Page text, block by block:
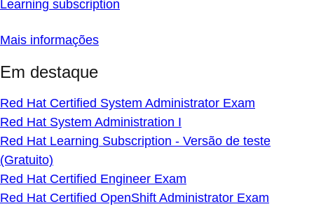
Learning subscription
Mais informações
Em destaque
Red Hat Certified System Administrator Exam
Red Hat System Administration I
Red Hat Learning Subscription - Versão de teste
(Gratuito)
Red Hat Certified Engineer Exam
Red Hat Certified OpenShift Administrator Exam